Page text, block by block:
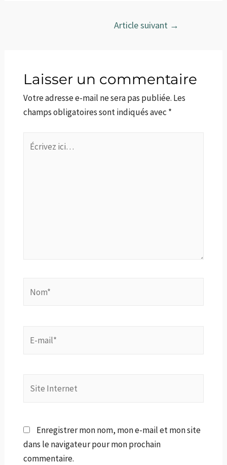
Article suivant →
Laisser un commentaire
Votre adresse e-mail ne sera pas publiée. Les
champs obligatoires sont indiqués avec *
Écrivez
ici…
mail*
Internet
Enregistrer mon nom, mon e-mail et mon site
dans le navigateur pour mon prochain
commentaire.